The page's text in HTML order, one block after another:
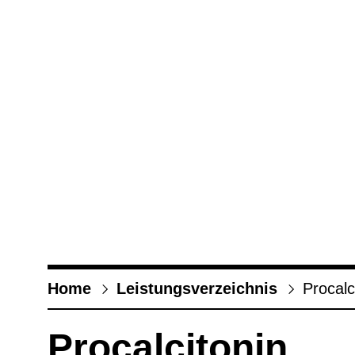
Home Leis­tungs­ver­zeich­nis